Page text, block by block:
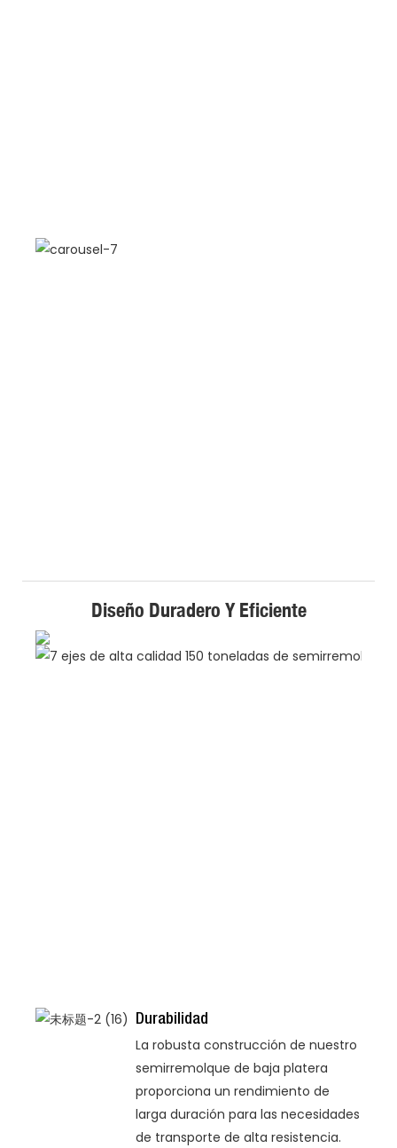
Diseño Duradero Y Eficiente
Durabilidad
La robusta construcción de nuestro
semirremolque de baja platera
proporciona un rendimiento de
larga duración para las necesidades
de transporte de alta resistencia.